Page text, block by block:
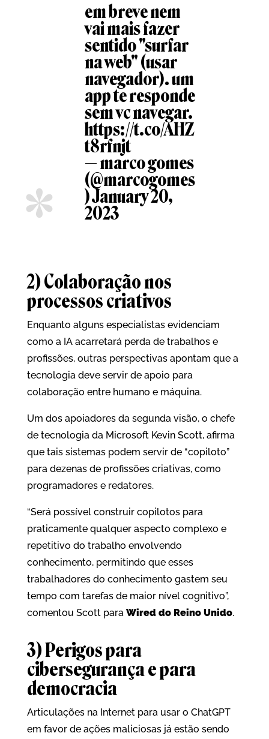
em breve nem
vai mais fazer
sentido "surfar
na web" (usar
navegador). um
app te responde
sem vc navegar.
https://t.co/AHZ
t8rfnjt
— marco gomes
(@marcogomes
)January 20,
2023
2) Colaboração nos
processos criativos
Enquanto alguns especialistas evidenciam
como a IA acarretará perda de trabalhos e
profissões, outras perspectivas apontam que a
tecnologia deve servir de apoio para
colaboração entre humano e máquina.
Um dos apoiadores da segunda visão, o chefe
de tecnologia da Microsoft Kevin Scott, afirma
que tais sistemas podem servir de “copiloto”
para dezenas de profissões criativas, como
programadores e redatores.
“Será possível construir copilotos para
praticamente qualquer aspecto complexo e
repetitivo do trabalho envolvendo
conhecimento, permitindo que esses
trabalhadores do conhecimento gastem seu
tempo com tarefas de maior nível cognitivo”,
comentou Scott para Wired do Reino Unido.
3) Perigos para
cibersegurança e para
democracia
Articulações na Internet para usar o ChatGPT
em favor de ações maliciosas já estão sendo